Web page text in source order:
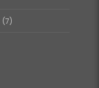
(7)